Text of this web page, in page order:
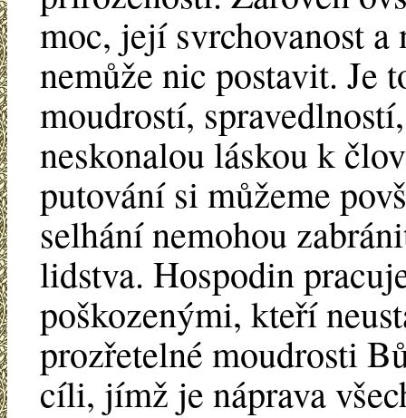
moc, její svrchovanost a
nemůže nic postavit. Je
moudrostí,
neskonalou láskou k
putování si můžeme
selhání nemohou
lidstva. Hospodin
poškozenými, kteří
prozřetelné moudrosti
cíli, jímž je náprava